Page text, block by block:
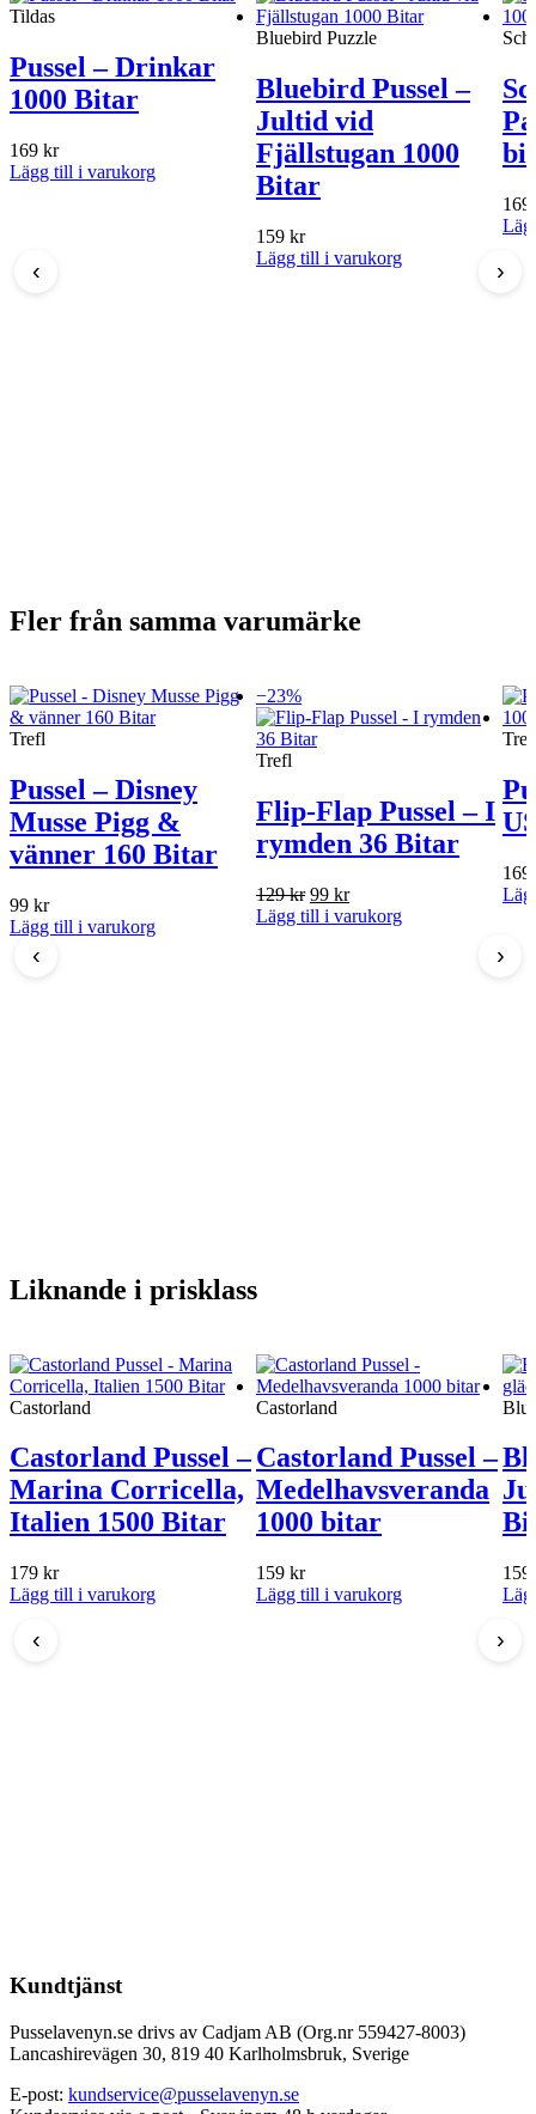
‹
Tildas
Pussel – Drinkar
1000 Bitar
169 kr
Lägg till i varukorg
Bluebird Puzzle
Bluebird Pussel –
Jultid vid
Fjällstugan 1000
Bitar
159 kr
Lägg till i varukorg
169
›
Fler från samma varumärke
‹
Trefl
Pussel – Disney
Musse Pigg &
vänner 160 Bitar
99 kr
Lägg till i varukorg
−23%
Trefl
Flip-Flap Pussel – I
rymden 36 Bitar
129kr Det
ursprungliga
99 krDet
nuvarande
Lägg till i varukorg
169
›
Liknande i prisklass
‹
Castorland
Castorland Pussel –
Marina Corricella,
Italien 1500 Bitar
179 kr
Lägg till i varukorg
Castorland
Castorland Pussel –
Medelhavsveranda
1000 bitar
159 kr
Lägg till i varukorg
159
›
Kundtjänst
Pusselavenyn.se drivs av Cadjam AB (Org.nr 559427-8003)
Lancashirevägen 30, 819 40 Karlholmsbruk, Sverige
E-post: kundservice@pusselavenyn.se